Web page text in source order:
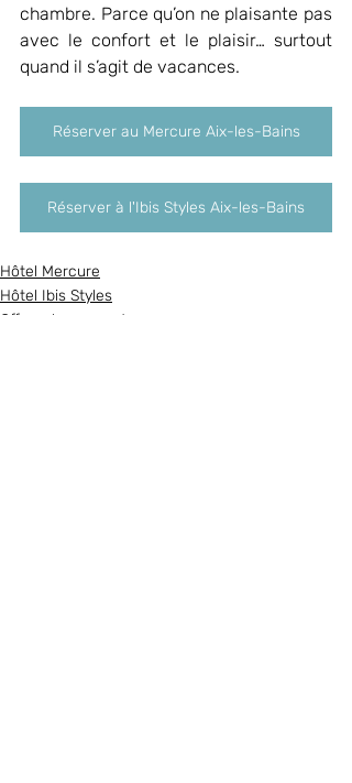
chambre. Parce qu’on ne plaisante pas
avec le confort et le plaisir… surtout
quand il s’agit de vacances.
Réserver au Mercure Aix-les-Bains
Réserver à l'Ibis Styles Aix-les-Bains
Hôtel Mercure
Hôtel Ibis Styles
Offres du moment